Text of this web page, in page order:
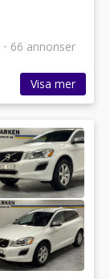
• 66 annonser
Visa mer